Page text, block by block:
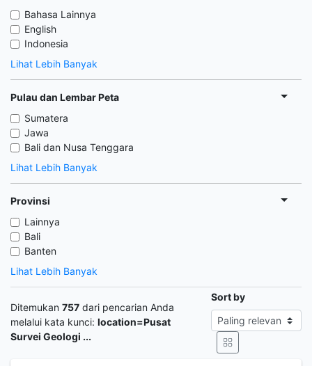
Bahasa Lainnya
English
Indonesia
Lihat Lebih Banyak
Pulau dan Lembar Peta
Sumatera
Jawa
Bali dan Nusa Tenggara
Lihat Lebih Banyak
Provinsi
Lainnya
Bali
Banten
Lihat Lebih Banyak
Ditemukan 757 dari pencarian Anda
melalui kata kunci: location=Pusat
Survei Geologi ...
Sort by